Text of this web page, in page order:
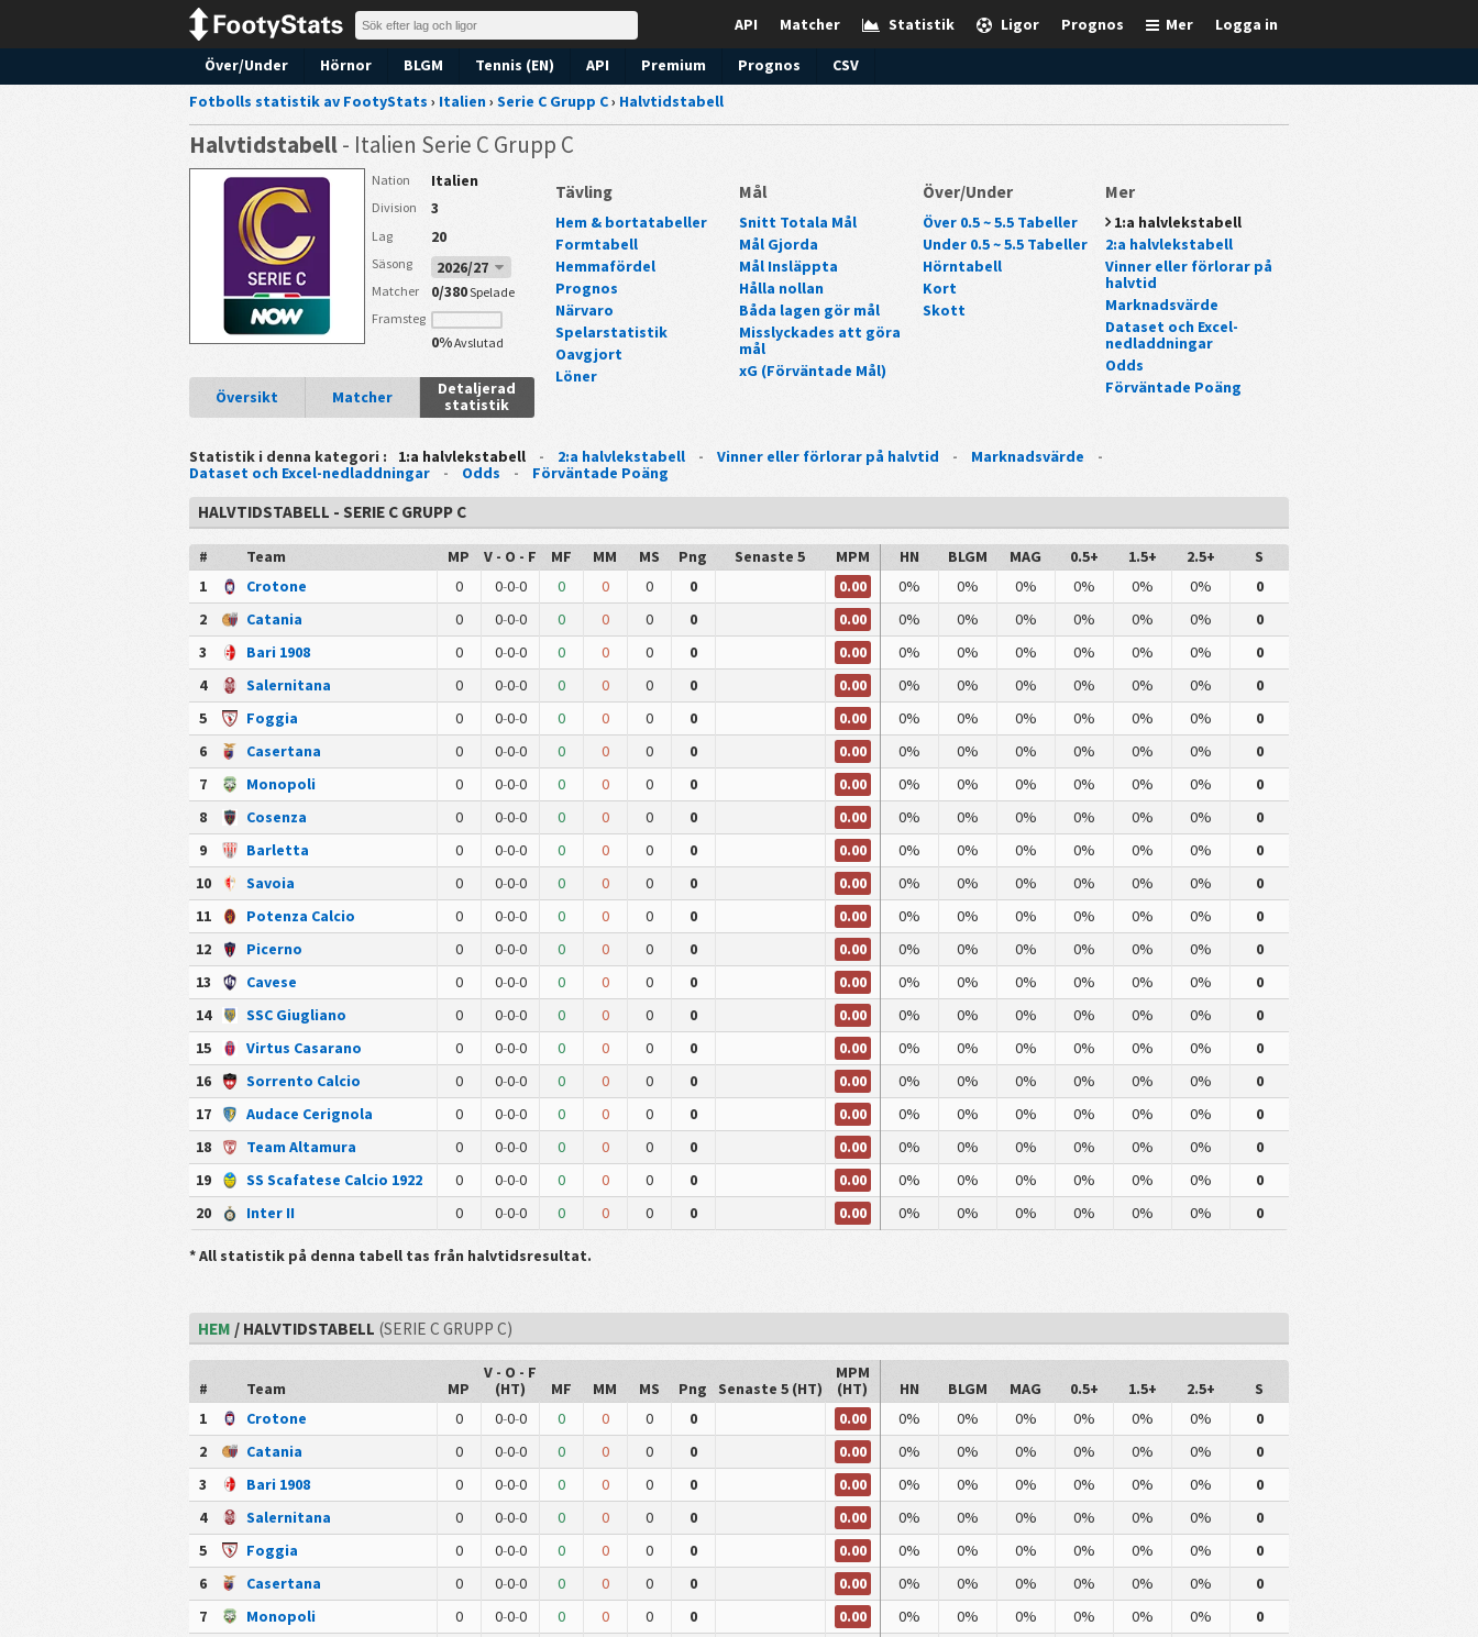
Logga in
Mer
Prognos
Ligor
Statistik
Matcher
API
Över/Under Hörnor BLGM Tennis (EN) API Premium Prognos
CSV
Fotbolls statistik av FootyStats › Italien› Serie C Grupp C› Halvtidstabell
Halvtidstabell- Italien Serie C Grupp C
Nation Italien
Division 3
Lag 20
Säsong 2026/27
Matcher 0/380Spelade
Framsteg
0%Avslutad
Översikt Matcher
Detaljerad
statistik
Tävling
Hem & bortatabeller
Formtabell
Hemmafördel
Prognos
Närvaro
Spelarstatistik
Oavgjort
Löner
Mål
Snitt Totala Mål
Mål Gjorda
Mål Insläppta
Hålla nollan
Båda lagen gör mål
Misslyckades att göra
mål
xG (Förväntade Mål)
Över/Under
Över 0.5 ~ 5.5 Tabeller
Under 0.5 ~ 5.5 Tabeller
Hörntabell
Kort
Skott
Mer
1:a halvlekstabell
2:a halvlekstabell
Vinner eller förlorar på
halvtid
Marknadsvärde
Dataset och Excel-
nedladdningar
Odds
Förväntade Poäng
Statistik i denna kategori : 1:a halvlekstabell - 2:a halvlekstabell - Vinner eller förlorar på halvtid - Marknadsvärde -
Dataset och Excel-nedladdningar - Odds - Förväntade Poäng
HALVTIDSTABELL - SERIE C GRUPP C
# Team MP V - O - F MF MM MS Png Senaste 5 MPM HN BLGM MAG 0.5+ 1.5+ 2.5+
S
1
Crotone 0 0-0-0 0 0 0 0 0.00 0% 0% 0% 0% 0% 0%
0
2
Catania 0 0-0-0 0 0 0 0 0.00 0% 0% 0% 0% 0% 0%
0
3
Bari 1908 0 0-0-0 0 0 0 0 0.00 0% 0% 0% 0% 0% 0%
0
4
Salernitana 0 0-0-0 0 0 0 0 0.00 0% 0% 0% 0% 0% 0%
0
5
Foggia 0 0-0-0 0 0 0 0 0.00 0% 0% 0% 0% 0% 0%
0
6
Casertana 0 0-0-0 0 0 0 0 0.00 0% 0% 0% 0% 0% 0%
0
7
Monopoli 0 0-0-0 0 0 0 0 0.00 0% 0% 0% 0% 0% 0%
0
8
Cosenza 0 0-0-0 0 0 0 0 0.00 0% 0% 0% 0% 0% 0%
0
9
Barletta 0 0-0-0 0 0 0 0 0.00 0% 0% 0% 0% 0% 0%
0
10
Savoia 0 0-0-0 0 0 0 0 0.00 0% 0% 0% 0% 0% 0%
0
11
Potenza Calcio 0 0-0-0 0 0 0 0 0.00 0% 0% 0% 0% 0% 0%
0
12
Picerno 0 0-0-0 0 0 0 0 0.00 0% 0% 0% 0% 0% 0%
0
13
Cavese 0 0-0-0 0 0 0 0 0.00 0% 0% 0% 0% 0% 0%
0
14
SSC Giugliano 0 0-0-0 0 0 0 0 0.00 0% 0% 0% 0% 0% 0%
0
15
Virtus Casarano 0 0-0-0 0 0 0 0 0.00 0% 0% 0% 0% 0% 0%
0
16
Sorrento Calcio 0 0-0-0 0 0 0 0 0.00 0% 0% 0% 0% 0% 0%
0
17
Audace Cerignola 0 0-0-0 0 0 0 0 0.00 0% 0% 0% 0% 0% 0%
0
18
Team Altamura 0 0-0-0 0 0 0 0 0.00 0% 0% 0% 0% 0% 0%
0
19
SS Scafatese Calcio 1922 0 0-0-0 0 0 0 0 0.00 0% 0% 0% 0% 0% 0%
0
20
Inter II 0 0-0-0 0 0 0 0 0.00 0% 0% 0% 0% 0% 0% 0
* All statistik på denna tabell tas från halvtidsresultat.
HEM / HALVTIDSTABELL (SERIE C GRUPP C)
# Team MP
V - O - F
(HT)
MF MM MS Png Senaste 5 (HT)
MPM
(HT)
HN BLGM MAG 0.5+ 1.5+ 2.5+
S
1
Crotone 0 0-0-0 0 0 0 0 0.00 0% 0% 0% 0% 0% 0%
0
2
Catania 0 0-0-0 0 0 0 0 0.00 0% 0% 0% 0% 0% 0%
0
3
Bari 1908 0 0-0-0 0 0 0 0 0.00 0% 0% 0% 0% 0% 0%
0
4
Salernitana 0 0-0-0 0 0 0 0 0.00 0% 0% 0% 0% 0% 0%
0
5
Foggia 0 0-0-0 0 0 0 0 0.00 0% 0% 0% 0% 0% 0%
0
6
Casertana 0 0-0-0 0 0 0 0 0.00 0% 0% 0% 0% 0% 0%
0
7
Monopoli 0 0-0-0 0 0 0 0 0.00 0% 0% 0% 0% 0% 0%
0